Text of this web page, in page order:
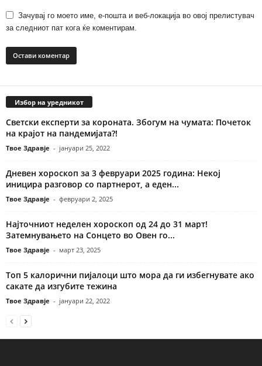
Зачувај го моето име, е-пошта и веб-локација во овој прелистувач
за следниот пат кога ќе коментирам.
Избор на уредникот
Светски експерти за короната. Збогум на чумата: Почеток
на крајот на пандемијата?!
Твое Здравје - јануари 25, 2022
Дневен хороскоп за 3 февруари 2025 година: Некој
иницира разговор со партнерот, а еден...
Твое Здравје - февруари 2, 2025
Најточниот неделен хороскоп од 24 до 31 март!
Затемнувањето на Сонцето во Овен го...
Твое Здравје - март 23, 2025
Топ 5 калорични пијалоци што мора да ги избегнувате ако
сакате да изгубите тежина
Твое Здравје - јануари 22, 2022